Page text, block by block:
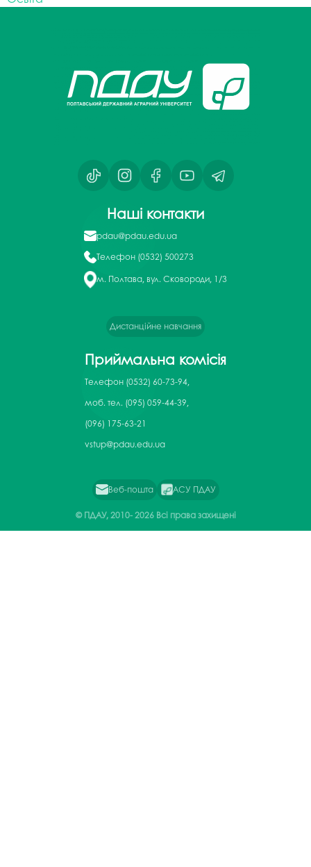
Наші контакти
pdau@pdau.edu.ua
Телефон (0532) 500273
м. Полтава, вул. Сковороди, 1/3
Дистанційне навчання
Приймальна комісія
Телефон (0532) 60-73-94,
моб. тел. (095) 059-44-39,
(096) 175-63-21
vstup@pdau.edu.ua
Веб-пошта АСУ ПДАУ
© ПДАУ, 2010-2026 Всі права захищені